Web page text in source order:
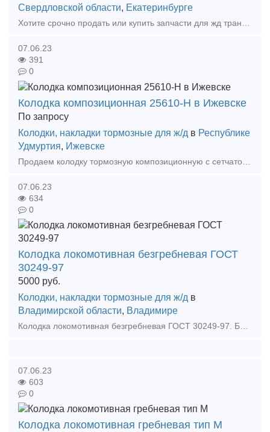
Свердловской области, Екатеринбурге
07.06.23
391
0
Колодка композиционная 25610-Н в Ижевске
По запросу
Колодки, накладки тормозные для ж/д в Республике
Удмуртия, Ижевске
07.06.23
634
0
Колодка локомотивная безгребневая ГОСТ
30249-97
5000 руб.
Колодки, накладки тормозные для ж/д в
Владимирской области, Владимире
07.06.23
603
0
Колодка локомотивная гребневая тип М